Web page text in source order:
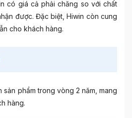
có giá cả phải chăng so với chất
được. Đặc biệt, Hiwin còn cung
cho khách hàng.
sản phẩm trong vòng 2 năm, mang
hàng.